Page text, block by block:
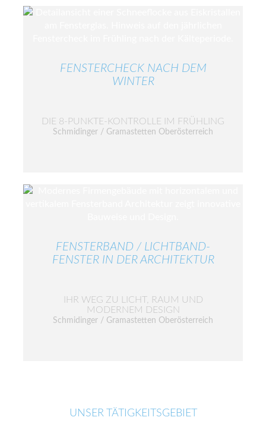
FENSTERCHECK NACH DEM
WINTER
DIE 8-PUNKTE-KONTROLLE IM FRÜHLING
Schmidinger / Gramastetten Oberösterreich
FENSTERBAND / LICHTBAND-
FENSTER IN DER ARCHITEKTUR
IHR WEG ZU LICHT, RAUM UND
MODERNEM DESIGN
Schmidinger / Gramastetten Oberösterreich
UNSER TÄTIGKEITSGEBIET